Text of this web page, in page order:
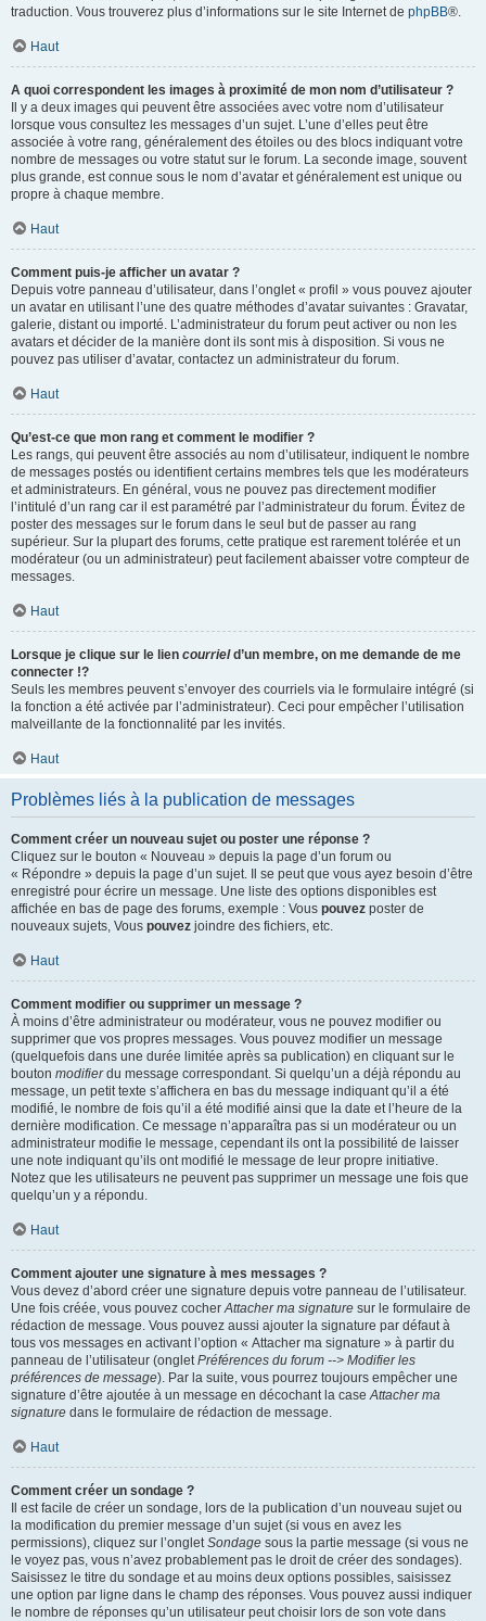
traduction. Vous trouverez plus d’informations sur le site Internet de phpBB®.
Haut
A quoi correspondent les images à proximité de mon nom d’utilisateur ?
Il y a deux images qui peuvent être associées avec votre nom d’utilisateur
lorsque vous consultez les messages d’un sujet. L’une d’elles peut être
associée à votre rang, généralement des étoiles ou des blocs indiquant votre
nombre de messages ou votre statut sur le forum. La seconde image, souvent
plus grande, est connue sous le nom d’avatar et généralement est unique ou
propre à chaque membre.
Haut
Comment puis-je afficher un avatar ?
Depuis votre panneau d’utilisateur, dans l’onglet « profil » vous pouvez ajouter
un avatar en utilisant l’une des quatre méthodes d’avatar suivantes : Gravatar,
galerie, distant ou importé. L’administrateur du forum peut activer ou non les
avatars et décider de la manière dont ils sont mis à disposition. Si vous ne
pouvez pas utiliser d’avatar, contactez un administrateur du forum.
Haut
Qu’est-ce que mon rang et comment le modifier ?
Les rangs, qui peuvent être associés au nom d’utilisateur, indiquent le nombre
de messages postés ou identifient certains membres tels que les modérateurs
et administrateurs. En général, vous ne pouvez pas directement modifier
l’intitulé d’un rang car il est paramétré par l’administrateur du forum. Évitez de
poster des messages sur le forum dans le seul but de passer au rang
supérieur. Sur la plupart des forums, cette pratique est rarement tolérée et un
modérateur (ou un administrateur) peut facilement abaisser votre compteur de
messages.
Haut
Lorsque je clique sur le lien courrield’un membre, on me demande de me
connecter !?
Seuls les membres peuvent s’envoyer des courriels via le formulaire intégré (si
la fonction a été activée par l’administrateur). Ceci pour empêcher l’utilisation
malveillante de la fonctionnalité par les invités.
Haut
Problèmes liés à la publication de messages
Comment créer un nouveau sujet ou poster une réponse ?
Cliquez sur le bouton « Nouveau » depuis la page d’un forum ou
« Répondre » depuis la page d’un sujet. Il se peut que vous ayez besoin d’être
enregistré pour écrire un message. Une liste des options disponibles est
affichée en bas de page des forums, exemple : Vous pouvez poster de
nouveaux sujets, Vous pouvez joindre des fichiers, etc.
Haut
Comment modifier ou supprimer un message ?
À moins d’être administrateur ou modérateur, vous ne pouvez modifier ou
supprimer que vos propres messages. Vous pouvez modifier un message
(quelquefois dans une durée limitée après sa publication) en cliquant sur le
bouton modifierdu message correspondant. Si quelqu’un a déjà répondu au
message, un petit texte s’affichera en bas du message indiquant qu’il a été
modifié, le nombre de fois qu’il a été modifié ainsi que la date et l’heure de la
dernière modification. Ce message n’apparaîtra pas si un modérateur ou un
administrateur modifie le message, cependant ils ont la possibilité de laisser
une note indiquant qu’ils ont modifié le message de leur propre initiative.
Notez que les utilisateurs ne peuvent pas supprimer un message une fois que
quelqu’un y a répondu.
Haut
Comment ajouter une signature à mes messages ?
Vous devez d’abord créer une signature depuis votre panneau de l’utilisateur.
Une fois créée, vous pouvez cocherAttacher ma signature sur le formulaire de
rédaction de message. Vous pouvez aussi ajouter la signature par défaut à
tous vos messages en activant l’option « Attacher ma signature » à partir du
panneau de l’utilisateur (ongletPréférences du forum --> Modifier les
préférences de message). Par la suite, vous pourrez toujours empêcher une
signature d’être ajoutée à un message en décochant la caseAttacher ma
signature dans le formulaire de rédaction de message.
Haut
Comment créer un sondage ?
Il est facile de créer un sondage, lors de la publication d’un nouveau sujet ou
la modification du premier message d’un sujet (si vous en avez les
permissions), cliquez sur l’ongletSondage sous la partie message (si vous ne
le voyez pas, vous n’avez probablement pas le droit de créer des sondages).
Saisissez le titre du sondage et au moins deux options possibles, saisissez
une option par ligne dans le champ des réponses. Vous pouvez aussi indiquer
le nombre de réponses qu’un utilisateur peut choisir lors de son vote dans